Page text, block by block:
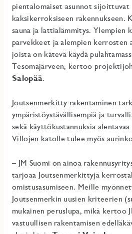
pientalomaiset asunnot sijoittuvat
kaksikerroksiseen rakennukseen.
sauna ja lattialämmitys. Ylempien
parvekkeet ja alempien kerrosten
joista on kätevä käydä
Tesomajärveen, kertoo
Salopää.
Joutsenmerkitty rakentaminen
ympäristöystävällisempiä ja
sekä käyttökustannuksia
Villojen katolle tulee myös
– JM Suomi on ainoa
tarjoaa Joutsenmerkittyjä
omistusasumiseen. Meille
Joutsenmerkin uusien kriteerien
mukainen peruslupa, mikä kertoo
vastuullisen rakentamisen